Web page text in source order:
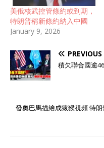
美俄核武控管條約或到期，
特朗普稱新條約納入中國
January 9, 2026
PREVIOUS
積欠聯合國逾
發奧巴馬描繪成猿猴視頻 特